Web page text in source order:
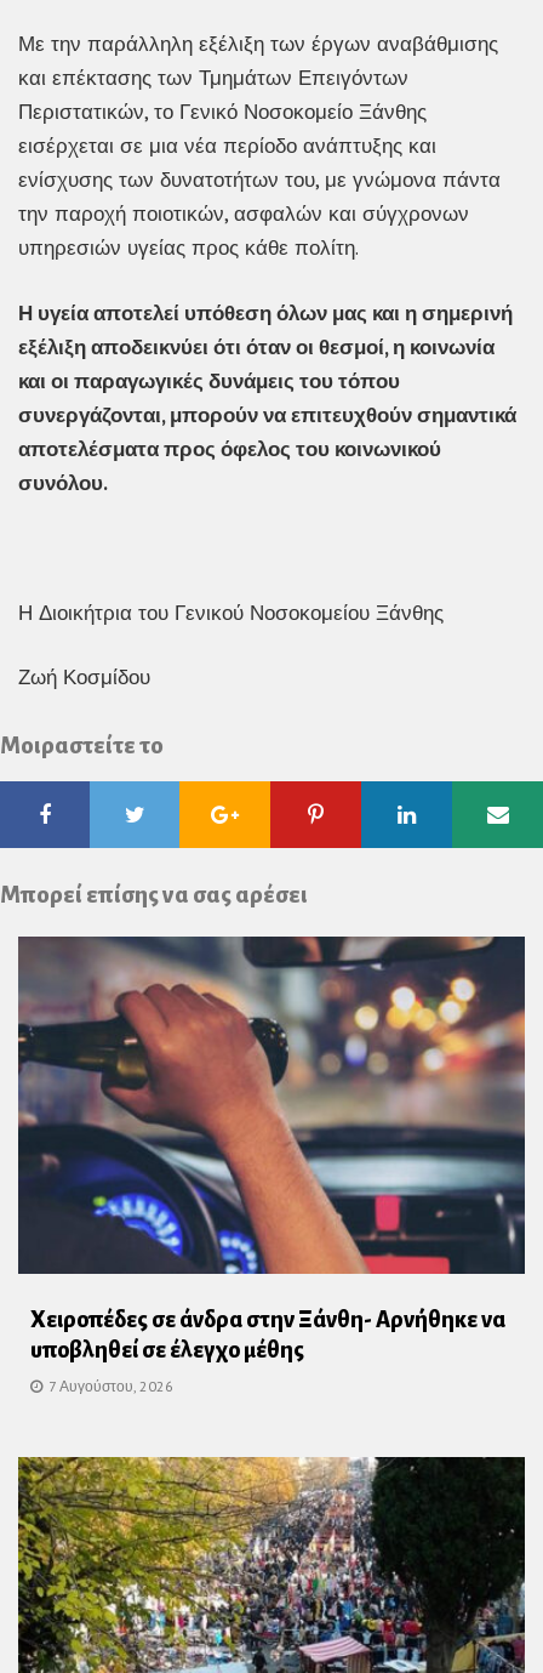
Με την παράλληλη εξέλιξη των έργων αναβάθμισης
και επέκτασης των Τμημάτων Επειγόντων
Περιστατικών, το Γενικό Νοσοκομείο Ξάνθης
εισέρχεται σε μια νέα περίοδο ανάπτυξης και
ενίσχυσης των δυνατοτήτων του, με γνώμονα πάντα
την παροχή ποιοτικών, ασφαλών και σύγχρονων
υπηρεσιών υγείας προς κάθε πολίτη.
Η υγεία αποτελεί υπόθεση όλων μας και η σημερινή
εξέλιξη αποδεικνύει ότι όταν οι θεσμοί, η κοινωνία
και οι παραγωγικές δυνάμεις του τόπου
συνεργάζονται, μπορούν να επιτευχθούν σημαντικά
αποτελέσματα προς όφελος του κοινωνικού
συνόλου.
Η Διοικήτρια του Γενικού Νοσοκομείου Ξάνθης
Ζωή Κοσμίδου
Μοιραστείτε το
FacebookTwitter Google
Plus
Pinterest Linkedin
Μπορεί επίσης να σας αρέσει
Χειροπέδες σε άνδρα στην Ξάνθη- Αρνήθηκε να
υποβληθεί σε έλεγχο μέθης
7 Αυγούστου, 2026